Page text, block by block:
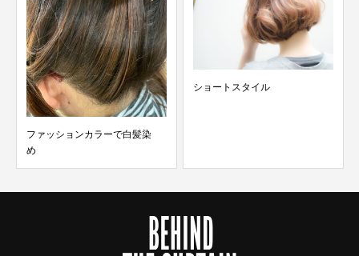
ファッションカラーで白髪染
め
ショートスタイル